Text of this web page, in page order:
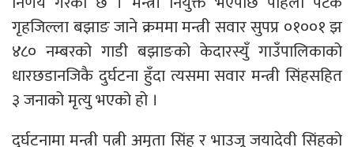
गृहजिल्ला बझाङ जाने क्रममा मन्त्री सवार सुपप्र ०१००१ झ
४८० नम्बरको गाडी बझाङको केदारस्युँ गाउँपालिकाको
धारछडानजिकै दुर्घटना हुँदा त्यसमा सवार मन्त्री सिंहसहित
३ जनाको मृत्यु भएको हो ।
दुर्घटनामा मन्त्री पत्नी अमृता सिंह र भाउजू जयादेवी सिंहको